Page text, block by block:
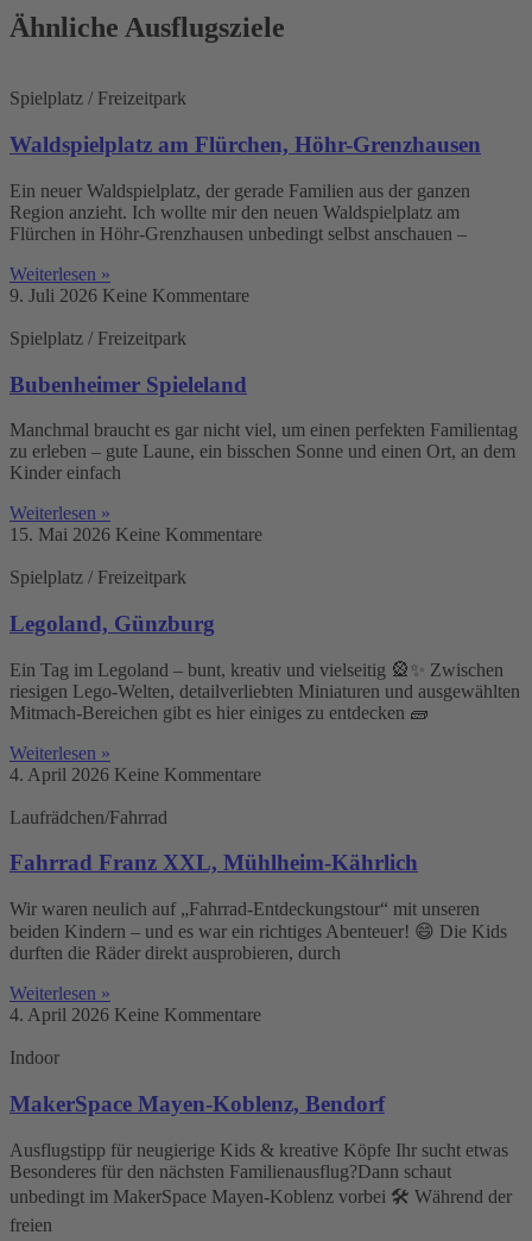
Ähnliche Ausflugsziele
Spielplatz / Freizeitpark
Waldspielplatz am Flürchen, Höhr-Grenzhausen
Ein neuer Waldspielplatz, der gerade Familien aus der ganzen
Region anzieht. Ich wollte mir den neuen Waldspielplatz am
Flürchen in Höhr-Grenzhausen unbedingt selbst anschauen –
Weiterlesen »
9. Juli 2026 Keine Kommentare
Spielplatz / Freizeitpark
Bubenheimer Spieleland
Manchmal braucht es gar nicht viel, um einen perfekten Familientag
zu erleben – gute Laune, ein bisschen Sonne und einen Ort, an dem
Kinder einfach
Weiterlesen »
15. Mai 2026 Keine Kommentare
Spielplatz / Freizeitpark
Legoland, Günzburg
Ein Tag im Legoland – bunt, kreativ und vielseitig 🎡✨ Zwischen
riesigen Lego-Welten, detailverliebten Miniaturen und ausgewählten
Mitmach-Bereichen gibt es hier einiges zu entdecken 🧱
Weiterlesen »
4. April 2026 Keine Kommentare
Laufrädchen/Fahrrad
Fahrrad Franz XXL, Mühlheim-Kährlich
Wir waren neulich auf „Fahrrad-Entdeckungstour“ mit unseren
beiden Kindern – und es war ein richtiges Abenteuer! 😄 Die Kids
durften die Räder direkt ausprobieren, durch
Weiterlesen »
4. April 2026 Keine Kommentare
Indoor
MakerSpace Mayen-Koblenz, Bendorf
Ausflugstipp für neugierige Kids & kreative Köpfe Ihr sucht etwas
Besonderes für den nächsten Familienausflug?Dann schaut
unbedingt im MakerSpace Mayen-Koblenz vorbei 🛠️ Während der
freien